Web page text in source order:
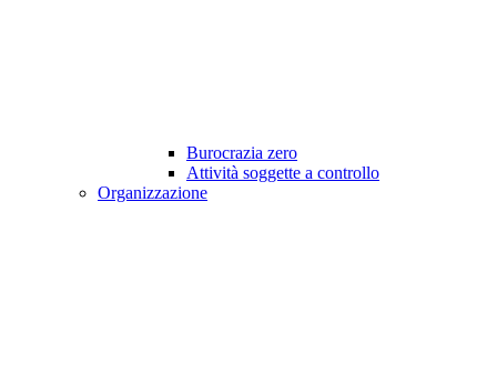
Burocrazia zero
Attività soggette a controllo
Organizzazione